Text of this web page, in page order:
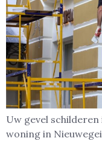
Uw gevel
woning in